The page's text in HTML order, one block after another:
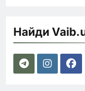
Найди